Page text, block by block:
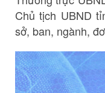
Chủ tịch UBND
sở, ban, ngành,